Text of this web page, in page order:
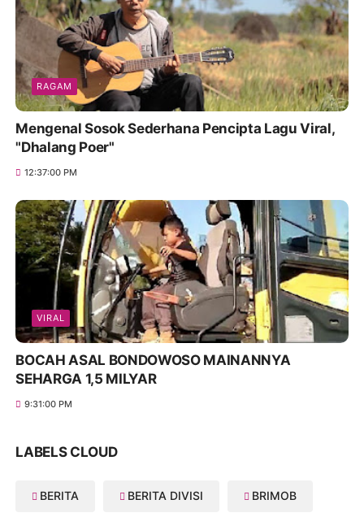
RAGAM
Mengenal Sosok Sederhana Pencipta Lagu Viral,
"Dhalang Poer"
12:37:00 PM
VIRAL
BOCAH ASAL BONDOWOSO MAINANNYA
SEHARGA 1,5 MILYAR
9:31:00 PM
LABELS CLOUD
BERITA BERITA DIVISI BRIMOB